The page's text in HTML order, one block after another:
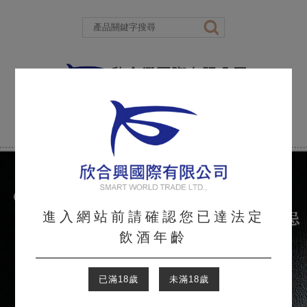
進入網站前請確認您已達法定
飲酒年齡
已滿18歲 未滿18歲